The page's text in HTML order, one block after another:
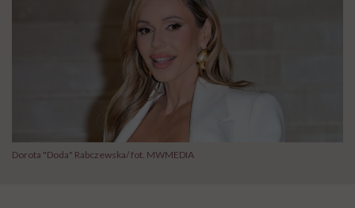
Dorota "Doda" Rabczewska/ fot. MWMEDIA